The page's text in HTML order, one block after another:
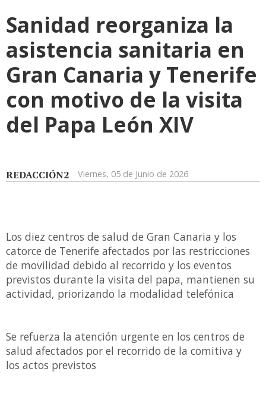
Sanidad reorganiza la
asistencia sanitaria en
Gran Canaria y Tenerife
con motivo de la visita
del Papa León XIV
REDACCIÓN2 Viernes, 05 de Junio de 2026
Los diez centros de salud de Gran Canaria y los
catorce de Tenerife afectados por las restricciones
de movilidad debido al recorrido y los eventos
previstos durante la visita del papa, mantienen su
actividad, priorizando la modalidad telefónica
Se refuerza la atención urgente en los centros de
salud afectados por el recorrido de la comitiva y
los actos previstos